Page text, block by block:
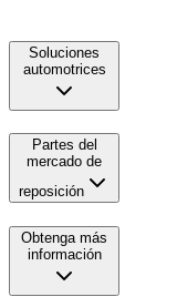
Soluciones
automotrices
Partes del
mercado de
reposición
Obtenga más
información